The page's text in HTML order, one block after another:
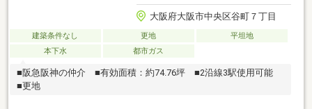
大阪府大阪市中央区谷町７丁目
建築条件なし 更地
平坦地
本下水
都市ガス
■阪急阪神の仲介 ■有効面積：約74.76坪 ■2沿線3駅使用可能
■更地